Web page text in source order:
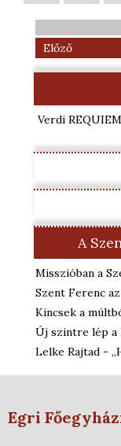
Előző
Verdi
A
Misszióban a
Szent Ferenc
Kincsek a
Új szintre lép a
Lelke Rajtad -
Egri